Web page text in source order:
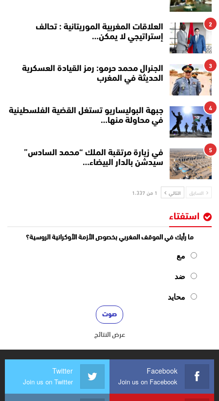
2
العلاقات المغربية الموريتانية : تحالف
إستراتيجي لا يمكن…
3
الجنرال محمد حرمو: رمز القيادة العسكرية
الحديثة في المغرب
4
جبهة البوليساريو تستغل القضية الفلسطينية
في محاولة منها…
5
في زيارة مرتقبة الملك “محمد السادس”
سيدشن بالدار البيضاء…
السابق التالي 1 من 1٬337
استفتاء
ما رأيك في الموقف المغربي بخصوص الأزمة الأوكرانية الروسية؟
مع
ضد
محايد
عرض النتائج
Facebook
Join us on Facebook
Twitter
Join us on Twitter